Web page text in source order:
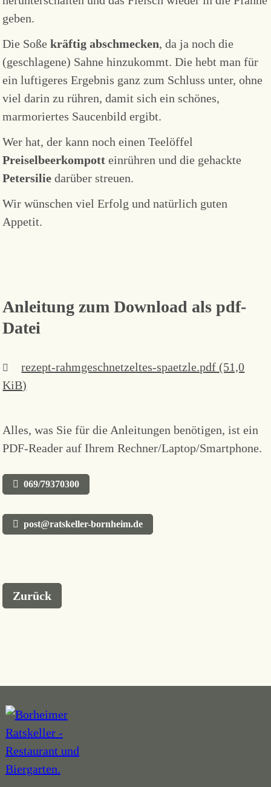
geben.
Die Soßekräftig abschmecken, da ja noch die
(geschlagene) Sahne hinzukommt. Die hebt man für
ein luftigeres Ergebnis ganz zum Schluss unter, ohne
viel darin zu rühren, damit sich ein schönes,
marmoriertes Saucenbild ergibt.
Wer hat, der kann noch einen Teelöffel
Preiselbeerkompott einrühren und die gehackte
Petersilie darüber streuen.
Wir wünschen viel Erfolg und natürlich guten
Appetit.
Anleitung zum Download als pdf-
Datei
rezept-rahmgeschnetzeltes-spaetzle.pdf (51,0
KiB)
Alles, was Sie für die Anleitungen benötigen, ist ein
PDF-Reader auf Ihrem Rechner/Laptop/Smartphone.
069/79370300
post@ratskeller-bornheim.de
Zurück